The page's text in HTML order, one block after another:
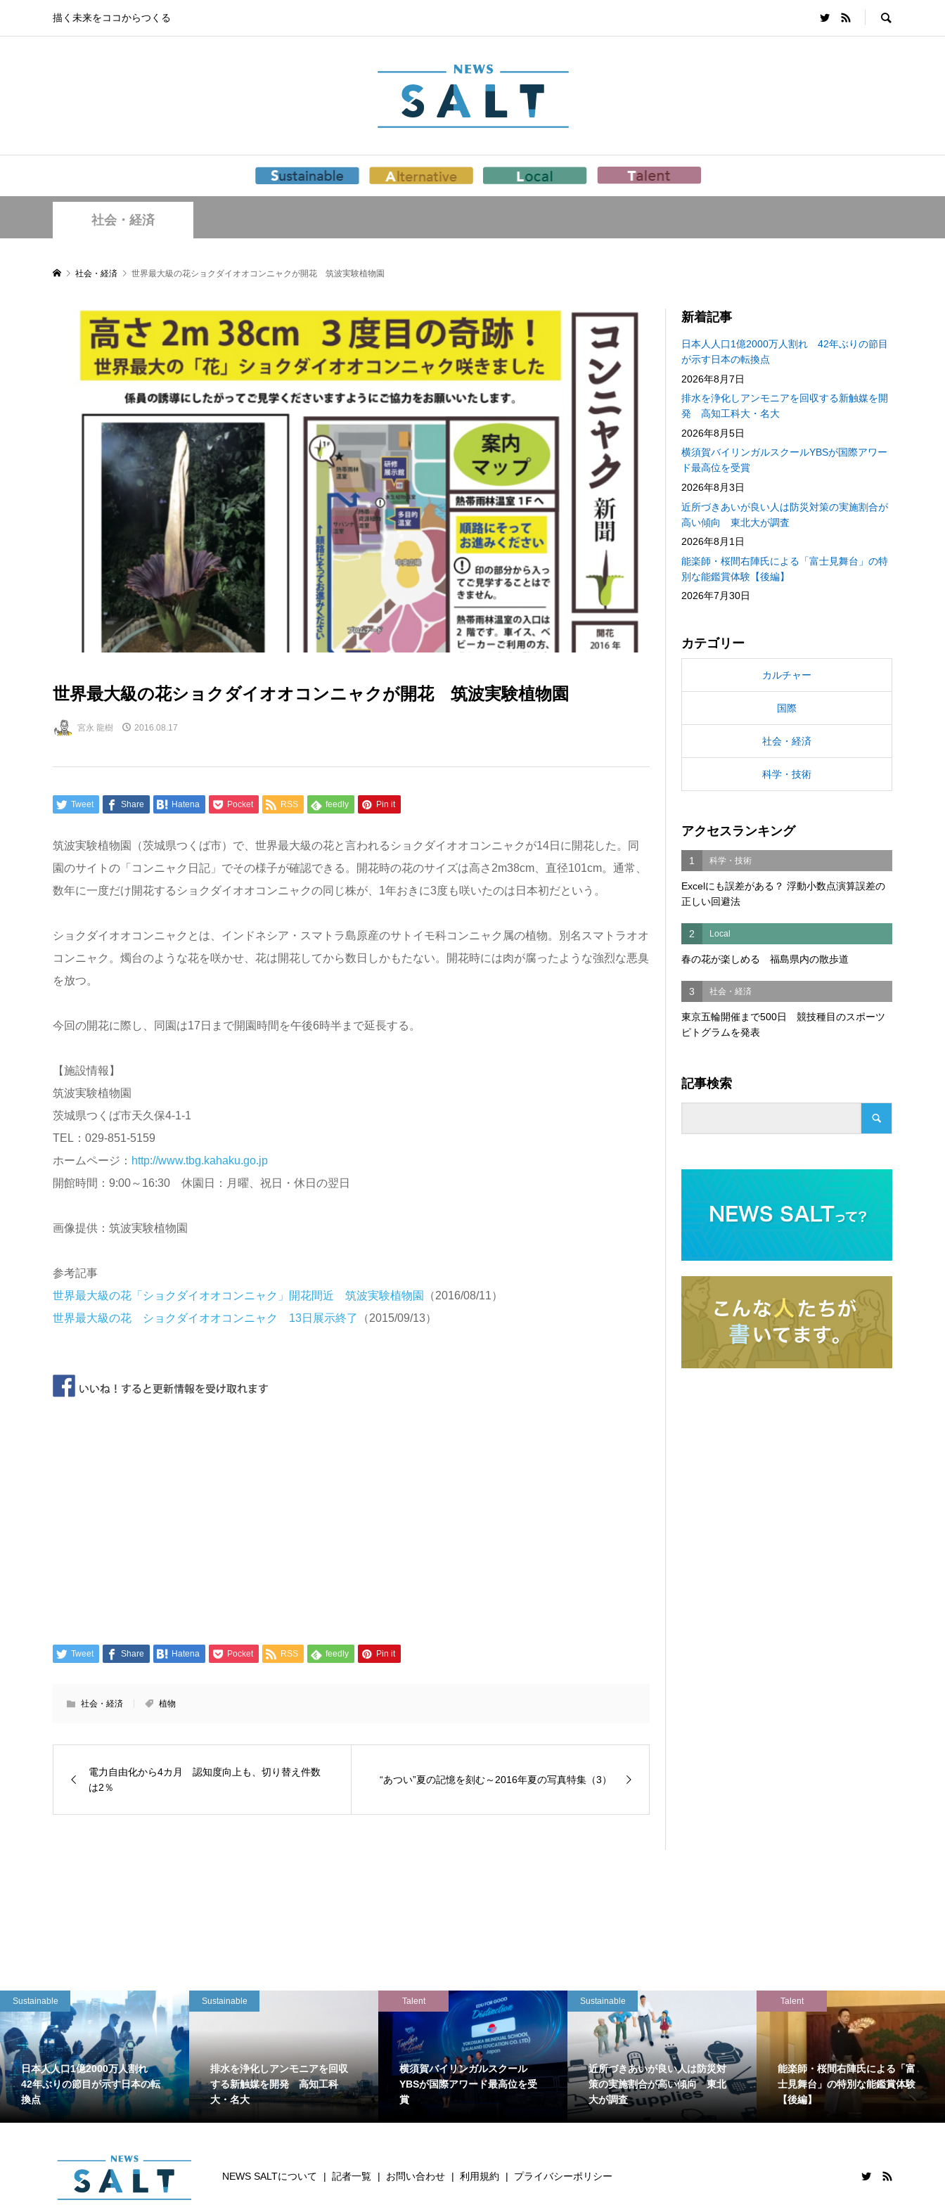
描く未来をココからつくる
社会・経済
社会・経済 世界最大級の花ショクダイオオコンニャクが開花 筑波実験植物園
世界最大級の花ショクダイオオコンニャクが開花 筑波実験植物園
宮永 龍樹 2016.08.17
Tweet Share Hatena Pocket RSS feedly Pin it
筑波実験植物園（茨城県つくば市）で、世界最大級の花と言われるショクダイオオコンニャクが14日に開花した。同
園のサイトの「コンニャク日記」でその様子が確認できる。開花時の花のサイズは高さ2m38cm、直径101cm。通常、
数年に一度だけ開花するショクダイオオコンニャクの同じ株が、1年おきに3度も咲いたのは日本初だという。
ショクダイオオコンニャクとは、インドネシア・スマトラ島原産のサトイモ科コンニャク属の植物。別名スマトラオオ
コンニャク。燭台のような花を咲かせ、花は開花してから数日しかもたない。開花時には肉が腐ったような強烈な悪臭
を放つ。
今回の開花に際し、同園は17日まで開園時間を午後6時半まで延長する。
【施設情報】
筑波実験植物園
茨城県つくば市天久保4-1-1
TEL：029-851-5159
ホームページ： http://www.tbg.kahaku.go.jp
開館時間：9:00～16:30 休園日：月曜、祝日・休日の翌日
画像提供：筑波実験植物園
参考記事
世界最大級の花「ショクダイオオコンニャク」開花間近 筑波実験植物園
（2016/08/11）
世界最大級の花 ショクダイオオコンニャク 13日展示終了 （2015/09/13）
Tweet Share Hatena Pocket RSS feedly Pin it
社会・経済 植物
電力自由化から4カ月 認知度向上も、切り替え件数
は2％
“あつい”夏の記憶を刻む～2016年夏の写真特集（3）
新着記事
日本人人口1億2000万人割れ 42年ぶりの節目
が示す日本の転換点
2026年8月7日
排水を浄化しアンモニアを回収する新触媒を開
発 高知工科大・名大
2026年8月5日
横須賀バイリンガルスクールYBSが国際アワー
ド最高位を受賞
2026年8月3日
近所づきあいが良い人は防災対策の実施割合が
高い傾向 東北大が調査
2026年8月1日
能楽師・桜間右陣氏による「富士見舞台」の特
別な能鑑賞体験【後編】
2026年7月30日
カテゴリー
カルチャー
国際
社会・経済
科学・技術
アクセスランキング
1 科学・技術
Excelにも誤差がある？ 浮動小数点演算誤差の
正しい回避法
2 Local
春の花が楽しめる 福島県内の散歩道
3 社会・経済
東京五輪開催まで500日 競技種目のスポーツ
ピトグラムを発表
記事検索
Sustainable
日本人人口1億2000万人割れ
42年ぶりの節目が示す日本の転
換点
Sustainable
排水を浄化しアンモニアを回収
する新触媒を開発 高知工科
大・名大
Talent
横須賀バイリンガルスクール
YBSが国際アワード最高位を受
賞
Sustainable
近所づきあいが良い人は防災対
策の実施割合が高い傾向 東北
大が調査
Talent
能楽師・桜間右陣氏による「富
士見舞台」の特別な能鑑賞体験
【後編】
NEWS SALTについて 記者一覧 お問い合わせ 利用規約 プライバシーポリシー